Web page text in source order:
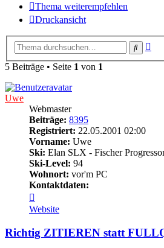
Thema weiterempfehlen
Druckansicht
Suche
5 Beiträge • Seite 1 von 1
Uwe
Webmaster
Beiträge: 8395
Registriert: 22.05.2001 02:00
Vorname: Uwe
Ski: Elan SLX - Fischer
Ski-Level: 94
Wohnort: vor'm PC
Kontaktdaten:
von
Uwe
Website
Richtig ZITIEREN statt